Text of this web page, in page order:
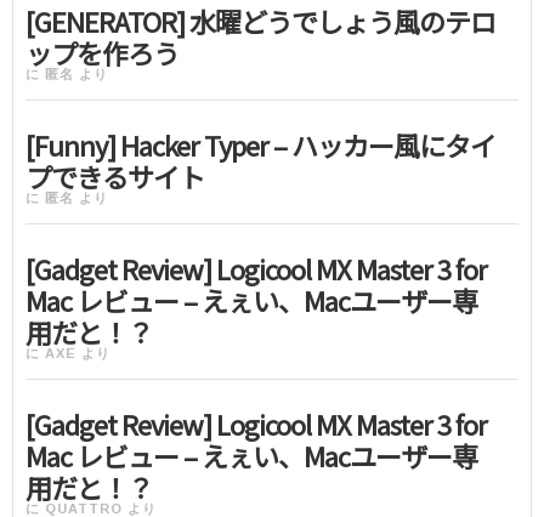
[GENERATOR] 水曜どうでしょう風のテロ
ップを作ろう
に 匿名 より
[Funny] Hacker Typer – ハッカー風にタイ
プできるサイト
に 匿名 より
[Gadget Review] Logicool MX Master 3 for
Mac レビュー – えぇい、Macユーザー専
用だと！？
に AXE より
[Gadget Review] Logicool MX Master 3 for
Mac レビュー – えぇい、Macユーザー専
用だと！？
に QUATTRO より